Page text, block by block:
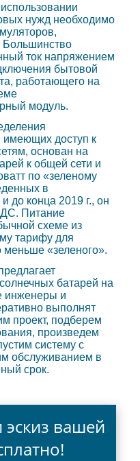
нужд необходимо
Большинство
ток напряжением
бытовой
работающего на
модуль.
имеющих доступ к
основан на
к общей сети и
по «зеленому
в
до конца 2019 г., он
Питание
схеме из
тарифу для
меньше «зеленого».
батарей на
инженеры и
выполнят
проект, подберем
произведем
систему с
обслуживанием в
срок.
эскиз вашей